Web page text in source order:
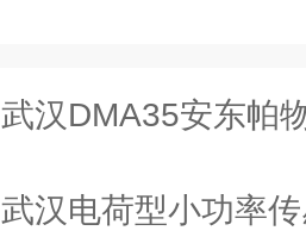
武汉DMA35安东帕
武汉电荷型小功率